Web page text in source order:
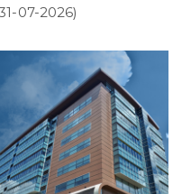
07-2026)